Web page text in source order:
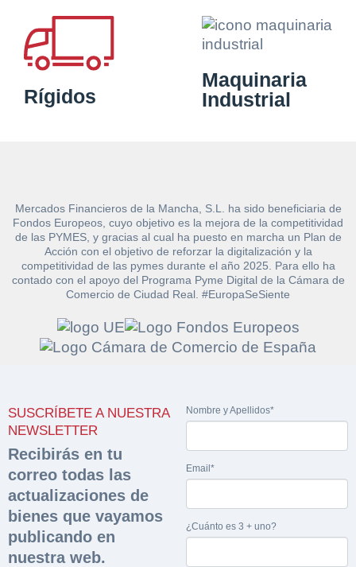
Rígidos
Maquinaria
Industrial
Mercados Financieros de la Mancha, S.L. ha sido beneficiaria de
Fondos Europeos, cuyo objetivo es la mejora de la competitividad
de las PYMES, y gracias al cual ha puesto en marcha un Plan de
Acción con el objetivo de reforzar la digitalización y la
competitividad de las pymes durante el año 2025. Para ello ha
contado con el apoyo del Programa Pyme Digital de la Cámara de
Comercio de Ciudad Real. #EuropaSeSiente
SUSCRÍBETE A NUESTRA
NEWSLETTER
Recibirás en tu
correo todas las
actualizaciones de
bienes que vayamos
publicando en
nuestra web.
Nombre y Apellidos*
Email*
¿Cuánto es 3 + uno?
documentación
sobre la peritación
Rellene este formulario y recibirá en su email el
enlace para descargar la documentación
Nombre y Apellidos*
Hacer Oferta
Razón social* CIF/DNI Ofertante*
Teléfono* Email*
Nombre y Apellidos*
Sobre Merfinsa
Venta de bienes muebles
Vehículos